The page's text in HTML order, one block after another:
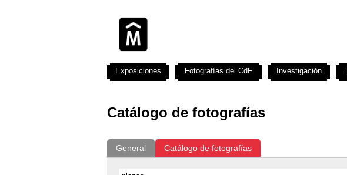
Catálogo de fotografías
General Catálogo de fotografías
Exposiciones Fotografías del CdF Investigación